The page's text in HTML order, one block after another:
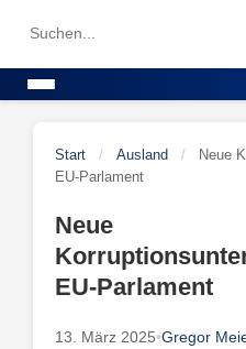
Search
Start / Ausland /
Neue
EU-Parlament
Neue
EU-Parlament
13. März 2025•Gregor